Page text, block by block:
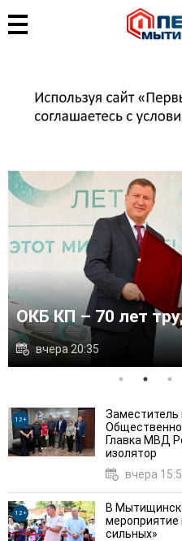
ОКБ КП – 70 лет
вчера 20:35
Заместитель
Главка МВД
изолятор
вчера
12+
В
мероприятие
сильных»
12+